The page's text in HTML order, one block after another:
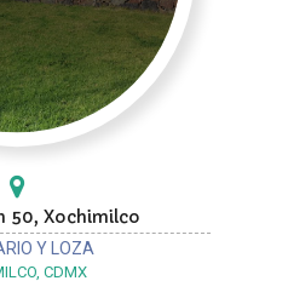
50, Xochimilco
Y LOZA
CDMX